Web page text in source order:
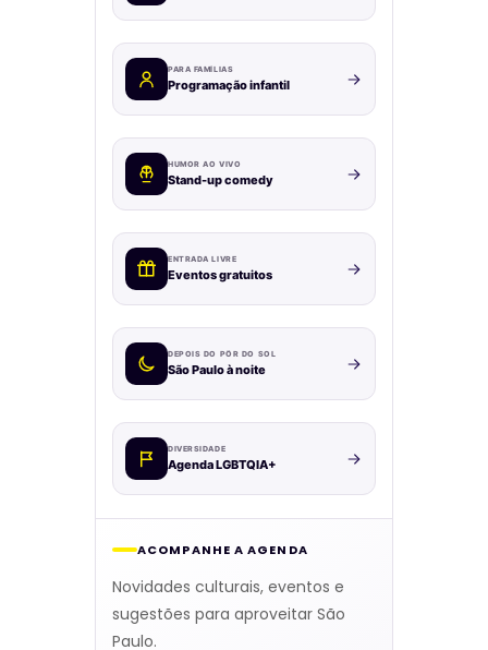
PARA FAMÍLIAS
Programação infantil
HUMOR AO VIVO
Stand-up comedy
ENTRADA LIVRE
Eventos gratuitos
DEPOIS DO PÔR DO SOL
São Paulo à noite
DIVERSIDADE
Agenda LGBTQIA+
ACOMPANHE A AGENDA
Novidades culturais, eventos e
sugestões para aproveitar São
Paulo.